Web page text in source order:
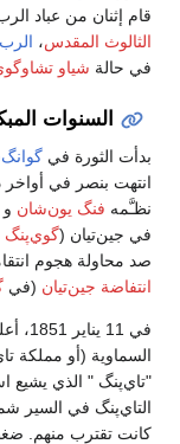
قام إثنان من عباد
الثالوث المقدس،
في حالة شياو
السنوات
بدأت الثورة في
نظـَّمه فنگ يون‌شان و
في جين‌تيان (گوي‌پنگ
صد محاولة هجوم
انتفاضة جين‌تيان (في
في 11 يناير 1851، أعلن هونگ نفسه
السماوية (أو مملكة
"تاي‌پنگ " الذي يشيع
كانت تقترب منهم.